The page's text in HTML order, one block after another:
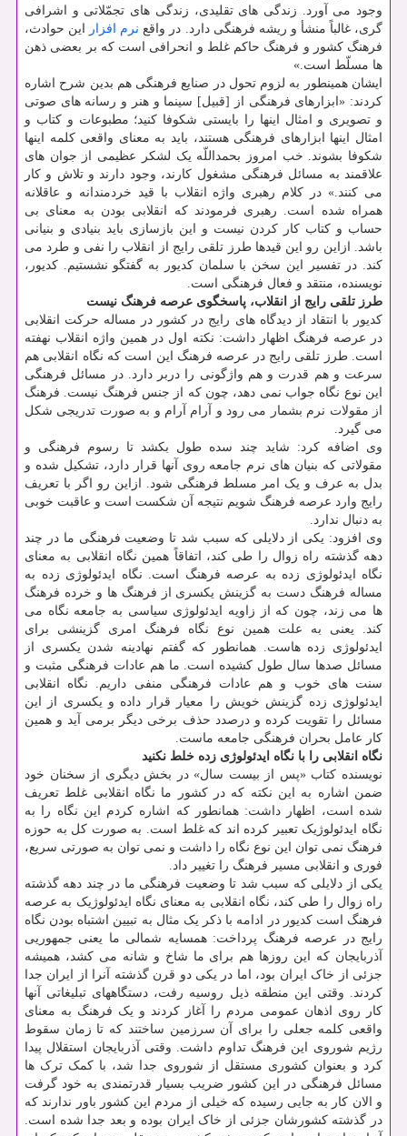
وجود می آورد. زندگی های تقلیدی، زندگی های تجمّلاتی و اشرافی
گری، غالباً منشأ و ریشه فرهنگی دارد. در واقع نرم افزار
این حوادث،
فرهنگ کشور و فرهنگ حاکم غلط و انحرافی است که بر بعضی ذهن
ها مسلّط است.»
ایشان همینطور به لزوم تحول در صنایع فرهنگی هم بدین شرح اشاره
کردند: «ابزارهای فرهنگی از [قبیل] سینما و هنر و رسانه های صوتی
و تصویری و امثال اینها را بایستی شکوفا کنید؛ مطبوعات و کتاب و
امثال اینها ابزارهای فرهنگی هستند، باید به معنای واقعی کلمه اینها
شکوفا بشوند. خب امروز بحمداللّه یک لشکر عظیمی از جوان های
علاقمند به مسائل فرهنگی مشغول کارند، وجود دارند و تلاش و کار
می کنند.» در کلام رهبری واژه انقلاب با قید خردمندانه و عاقلانه
همراه شده است. رهبری فرمودند که انقلابی بودن به معنای بی
حساب و کتاب کار کردن نیست و این بازسازی باید بنیادی و بنیانی
باشد. ازاین رو این قیدها طرز تلقی رایج از انقلاب را نفی و طرد می
کند. در تفسیر این سخن با سلمان کدیور به گفتگو نشستیم. کدیور،
نویسنده، منتقد و فعال فرهنگی است.
طرز تلقی رایج از انقلاب، پاسخگوی عرصه فرهنگ نیست
کدیور با انتقاد از دیدگاه های رایج در کشور در مساله حرکت انقلابی
در عرصه فرهنگ اظهار داشت: نکته اول در همین واژه انقلاب نهفته
است. طرز تلقی رایج در عرصه فرهنگ این است که نگاه انقلابی هم
سرعت و هم قدرت و هم واژگونی را دربر دارد. در مسائل فرهنگی
این نوع نگاه جواب نمی دهد، چون که از جنس فرهنگ نیست. فرهنگ
از مقولات نرم بشمار می رود و آرام آرام و به صورت تدریجی شکل
می گیرد.
وی اضافه کرد: شاید چند سده طول بکشد تا رسوم فرهنگی و
مقولاتی که بنیان های نرم جامعه روی آنها قرار دارد، تشکیل شده و
بدل به عرف و یک امر مسلط فرهنگی شود. ازاین رو اگر با تعریف
رایج وارد عرصه فرهنگ شویم نتیجه آن شکست است و عاقبت خوبی
به دنبال ندارد.
وی افزود: یکی از دلایلی که سبب شد تا وضعیت فرهنگی ما در چند
دهه گذشته راه زوال را طی کند، اتفاقاً همین نگاه انقلابی به معنای
نگاه ایدئولوژی زده به عرصه فرهنگ است. نگاه ایدئولوژی زده به
مساله فرهنگ دست به گزینش یکسری از فرهنگ ها و خرده فرهنگ
ها می زند، چون که از زاویه ایدئولوژی سیاسی به جامعه نگاه می
کند. یعنی به علت همین نوع نگاه فرهنگ امری گزینشی برای
ایدئولوژی زده هاست. همانطور که گفتم نهادینه شدن یکسری از
مسائل صدها سال طول کشیده است. ما هم عادات فرهنگی مثبت و
سنت های خوب و هم عادات فرهنگی منفی داریم. نگاه انقلابی
ایدئولوژی زده گزینش خویش را معیار قرار داده و یکسری از این
مسائل را تقویت کرده و درصدد حذف برخی دیگر برمی آید و همین
کار عامل بحران فرهنگی جامعه ماست.
نگاه انقلابی را با نگاه ایدئولوژی زده خلط نکنید
نویسنده کتاب «پس از بیست سال» در بخش دیگری از سخنان خود
ضمن اشاره به این نکته که در کشور ما نگاه انقلابی غلط تعریف
شده است، اظهار داشت: همانطور که اشاره کردم این نگاه را به
نگاه ایدئولوژیک تعبیر کرده اند که غلط است. به صورت کل به حوزه
فرهنگ نمی توان این نوع نگاه را داشت و نمی توان به صورتی سریع،
فوری و انقلابی مسیر فرهنگ را تغییر داد.
یکی از دلایلی که سبب شد تا وضعیت فرهنگی ما در چند دهه گذشته
راه زوال را طی کند، نگاه انقلابی به معنای نگاه ایدئولوژیک به عرصه
فرهنگ است کدیور در ادامه با ذکر یک مثال به تبیین اشتباه بودن نگاه
رایج در عرصه فرهنگ پرداخت: همسایه شمالی ما یعنی جمهوریی
آذربایجان که این روزها هم برای ما شاخ و شانه می کشد، همیشه
جزئی از خاک ایران بود، اما در یکی دو قرن گذشته آنرا از ایران جدا
کردند. وقتی این منطقه ذیل روسیه رفت، دستگاههای تبلیغاتی آنها
کار روی اذهان عمومی مردم را آغاز کردند و یک فرهنگ به معنای
واقعی کلمه جعلی را برای آن سرزمین ساختند که تا زمان سقوط
رژیم شوروی این فرهنگ تداوم داشت. وقتی آذربایجان استقلال پیدا
کرد و بعنوان کشوری مستقل از شوروی جدا شد، با کمک ترک ها
مسائل فرهنگی در این کشور ضریب بسیار قدرتمندی به خود گرفت
و الان کار به جایی رسیده که خیلی از مردم این کشور باور ندارند که
در گذشته کشورشان جزئی از خاک ایران بوده و بعد جدا شده است.